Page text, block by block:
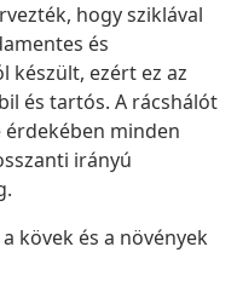
hogy sziklával
és
készült, ezért ez az
és tartós. A rácshálót
minden
irányú
kövek és a növények